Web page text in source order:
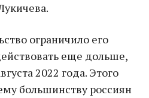
ограничило его
еще дольше,
2022 года. Этого
большинству россиян